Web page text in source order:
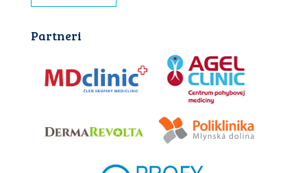
Partneri